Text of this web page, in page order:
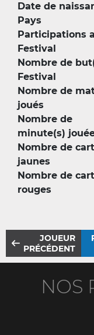
Date de
Pays
Participations
Festival
Nombre de
Festival
Nombre de
joués
Nombre de
minute(s)
Nombre de
jaunes
Nombre de
rouges
JOUEUR
PRÉCÉDENT
NOS